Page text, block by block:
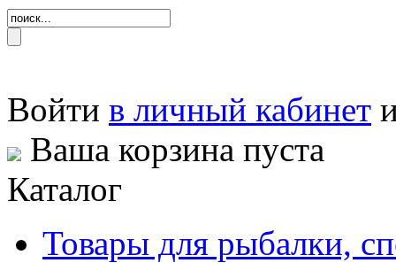
Войти в личный кабинет
Ваша корзина пуста
Каталог
Товары для рыбалки,